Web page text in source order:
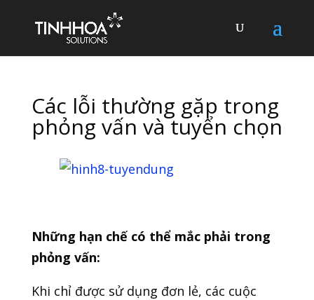
Các lỗi thường gặp trong
phỏng vấn và tuyển chọn
Những hạn chế có thể mắc phải trong
phỏng vấn:
Khi chỉ được sử dụng đơn lẻ, các cuộc